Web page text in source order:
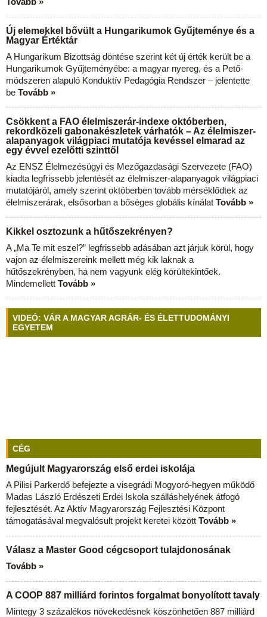
Új elemekkel bővült a Hungarikumok Gyűjteménye és a
Magyar Értéktár
A Hungarikum Bizottság döntése szerint két új érték került be a
Hungarikumok Gyűjteményébe: a magyar nyereg, és a Pető-
módszeren alapuló Konduktív Pedagógia Rendszer – jelentette
be Tovább »
Csökkent a FAO élelmiszerár-indexe októberben,
rekordközeli gabonakészletek várhatók – Az élelmiszer-
alapanyagok világpiaci mutatója kevéssel elmarad az
egy évvel ezelőtti szinttől
Az ENSZ Élelmezésügyi és Mezőgazdasági Szervezete (FAO)
kiadta legfrissebb jelentését az élelmiszer-alapanyagok világpiaci
mutatójáról, amely szerint októberben tovább mérséklődtek az
élelmiszerárak, elsősorban a bőséges globális kínálat Tovább »
Kikkel osztozunk a hűtőszekrényen?
A „Ma Te mit eszel?” legfrissebb adásában azt járjuk körül, hogy
vajon az élelmiszereink mellett még kik laknak a
hűtőszekrényben, ha nem vagyunk elég körültekintőek.
Mindemellett Tovább »
VIDEÓ: VÁR A MAGYAR AGRÁR- ÉS ÉLETTUDOMÁNYI
EGYETEM
CÉG
Megújult Magyarország első erdei iskolája
A Pilisi Parkerdő befejezte a visegrádi Mogyoró-hegyen működő
Madas László Erdészeti Erdei Iskola szálláshelyének átfogó
fejlesztését. Az Aktív Magyarország Fejlesztési Központ
támogatásával megvalósult projekt keretei között Tovább »
Válasz a Master Good cégcsoport tulajdonosának
Tovább »
A COOP 887 milliárd forintos forgalmat bonyolított tavaly
Mintegy 3 százalékos növekedésnek köszönhetően 887 milliárd